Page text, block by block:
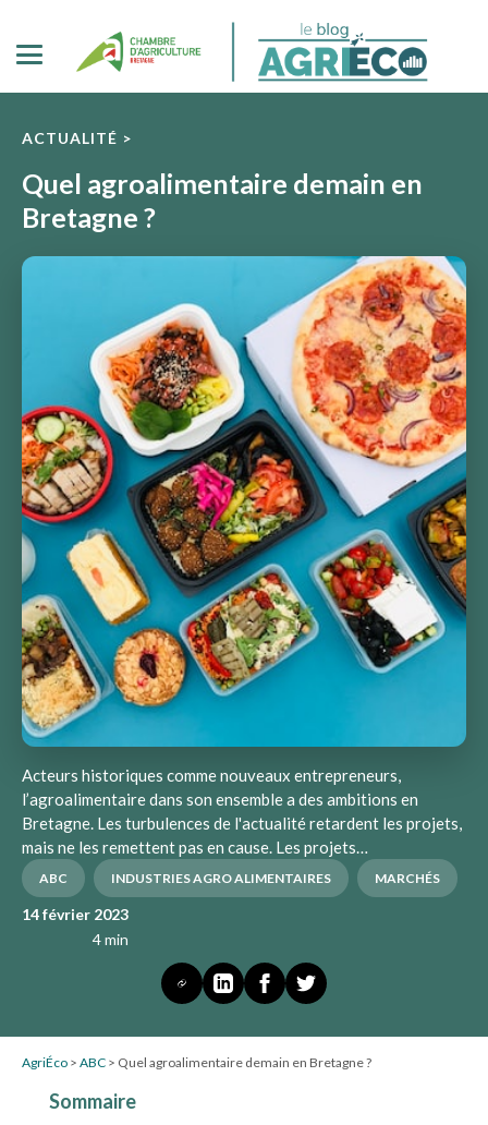
ACTUALITÉ >
Quel agroalimentaire demain en
Bretagne ?
Acteurs historiques comme nouveaux entrepreneurs,
l’agroalimentaire dans son ensemble a des ambitions en
Bretagne. Les turbulences de l'actualité retardent les projets,
mais ne les remettent pas en cause. Les projets…
ABC INDUSTRIES AGRO ALIMENTAIRES MARCHÉS
14 février 2023
4 min
AgriÉco > ABC > Quel agroalimentaire demain en Bretagne ?
Sommaire